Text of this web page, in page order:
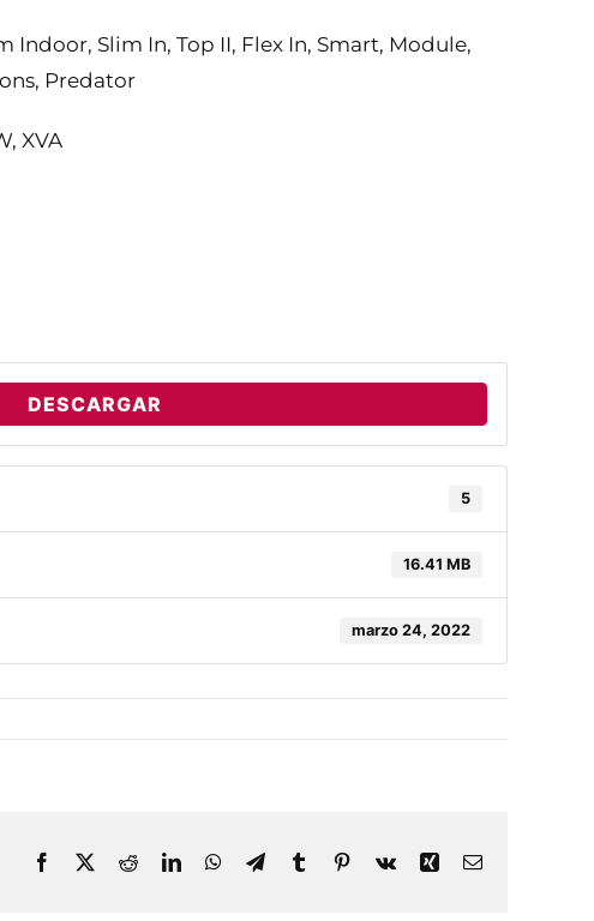
Slim In, Top II, Flex In, Smart, Module,
Predator
XVA
DESCARGAR
5
16.41 MB
marzo 24, 2022
Facebook
X RedditLinkedInWhatsApp
TelegramTumblrPinterest
Vk Xing Correo